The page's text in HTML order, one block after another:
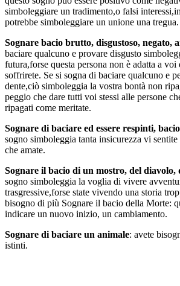
simboleggiare un tradimento,o falsi
potrebbe simboleggiare un unione una tregua.
Sognare bacio brutto, disgustoso, negato,
baciare qualcuno e provare disgusto
futura,forse questa persona non è adatta a
soffrirete. Se si sogna di baciare qualcuno e
dente,ciò simboleggia la vostra bontà non
peggio che dare tutti voi stessi alle persone
ripagati come meritate.
Sognare di baciare ed essere respinti,
sogno simboleggia tanta insicurezza vi
che amate.
Sognare il bacio di un mostro, del
sogno simboleggia la voglia di vivere
trasgressive,forse state vivendo una storia
bisogno di più Sognare il bacio della Morte:
indicare un nuovo inizio, un cambiamento.
Sognare di baciare un animale: avete
istinti.